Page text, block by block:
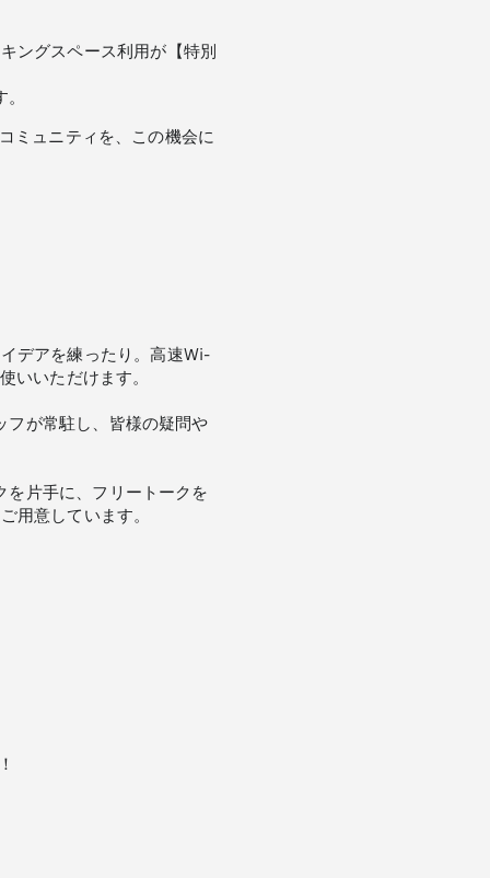
ングスペース利用が【特別
ミュニティを、この機会に
デアを練ったり。高速Wi-
いただけます。
が常駐し、皆様の疑問や
片手に、フリートークを
用意しています。